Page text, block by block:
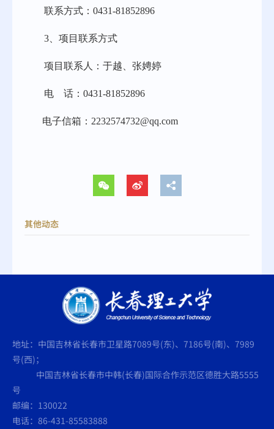
联系方式： 0431-81852896
3、 项目联系方式
项目联系人： 于越、张娉婷
电 话： 0431-81852896
电子信箱： 2232574732@qq.com
其他动态
地址：中国吉林省长春市卫星路7089号(东)、7186号(南)、7989
号(西)；
中国吉林省长春市中韩(长春)国际合作示范区德胜大路5555
号
邮编：130022
电话：86-431-85583888